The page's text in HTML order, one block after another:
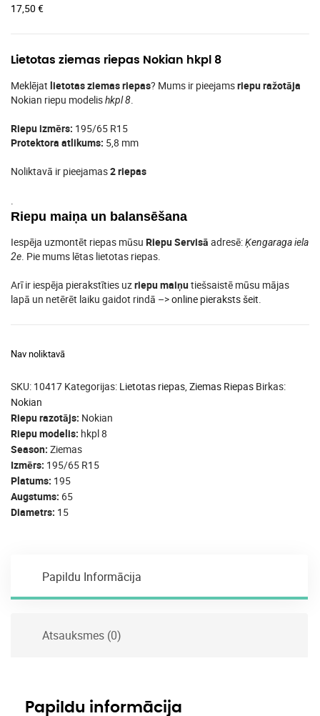
17,50 €
Lietotas ziemas riepas Nokian hkpl 8
Meklējat lietotas ziemas riepas? Mums ir pieejamsriepu ražotāja
Nokian riepu modelishkpl 8.
Riepu izmērs: 195/65 R15
Protektora atlikums: 5,8 mm
Noliktavā ir pieejamas2 riepas
.
Riepu maiņa un balansēšana
Iespēja uzmontēt riepas mūsu Riepu Servisā adresē:Ķengaraga iela
2e. Pie mums lētas lietotas riepas.
Arī ir iespēja pierakstīties uzriepu maiņutiešsaistē mūsu mājas
lapā un netērēt laiku gaidot rindā –>online pieraksts šeit.
Nav noliktavā
SKU: 10417 Kategorijas: Lietotas riepas, Ziemas Riepas Birkas:
Nokian
Riepu razotājs Nokian
Riepu modelis hkpl 8
Season Ziemas
Izmērs 195/65 R15
Platums 195
Augstums 65
Diametrs 15
Papildu Informācija
Atsauksmes (0)
Papildu informācija